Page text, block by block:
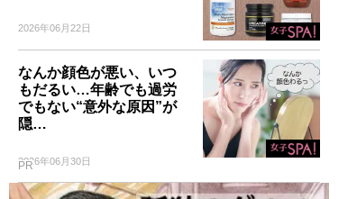
2026年06月22日
なんか顔色が悪い、いつ
もだるい…年齢でも過労
でもない“意外な原因”が
隠…
2026年06月30日
PR